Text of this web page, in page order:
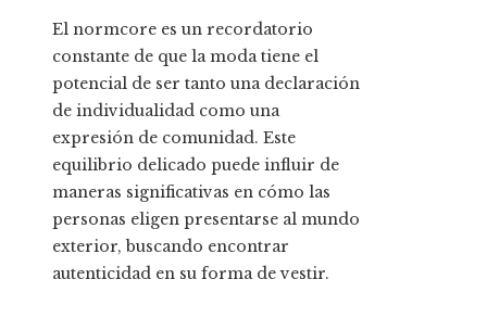
El normcore es un recordatorio
constante de que la moda tiene el
potencial de ser tanto una declaración
de individualidad como una
expresión de comunidad. Este
equilibrio delicado puede influir de
maneras significativas en cómo las
personas eligen presentarse al mundo
exterior, buscando encontrar
autenticidad en su forma de vestir.